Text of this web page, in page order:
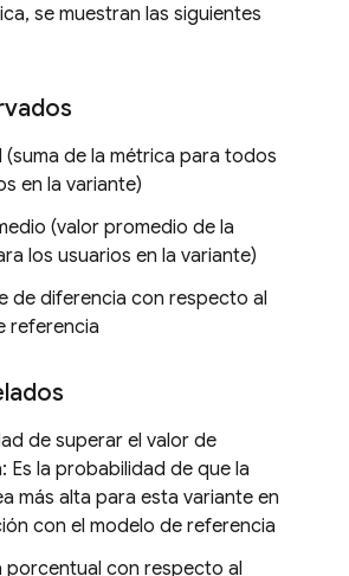
se muestran las siguientes
(suma de la métrica para todos
en la variante)
(valor promedio de la
los usuarios en la variante)
de diferencia con respecto al
referencia
de superar el valor de
Es la probabilidad de que la
más alta para esta variante en
con el modelo de referencia
porcentual con respecto al